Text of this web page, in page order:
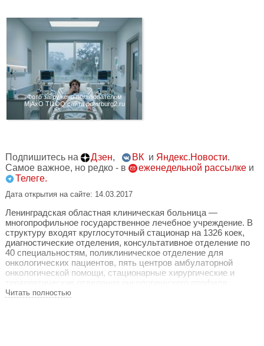
Фото загружено пользователем
MjAxO TI1OQ сайта peterburg2.ru
Подпишитесь на Дзен, ВК и Яндекс.Новости.
Самое важное, но редко - в
еженедельной рассылке и
Телеге.
Дата открытия на сайте: 14.03.2017
Ленинградская областная клиническая больница —
многопрофильное государственное лечебное учреждение. В
структуру входят круглосуточный стационар на 1326 коек,
диагностические отделения, консультативное отделение по
40 специальностям, поликлиническое отделение для
онкологических пациентов, пять центров амбулаторной
онкологической помощи, стационарные хирургические и
Читать полностью